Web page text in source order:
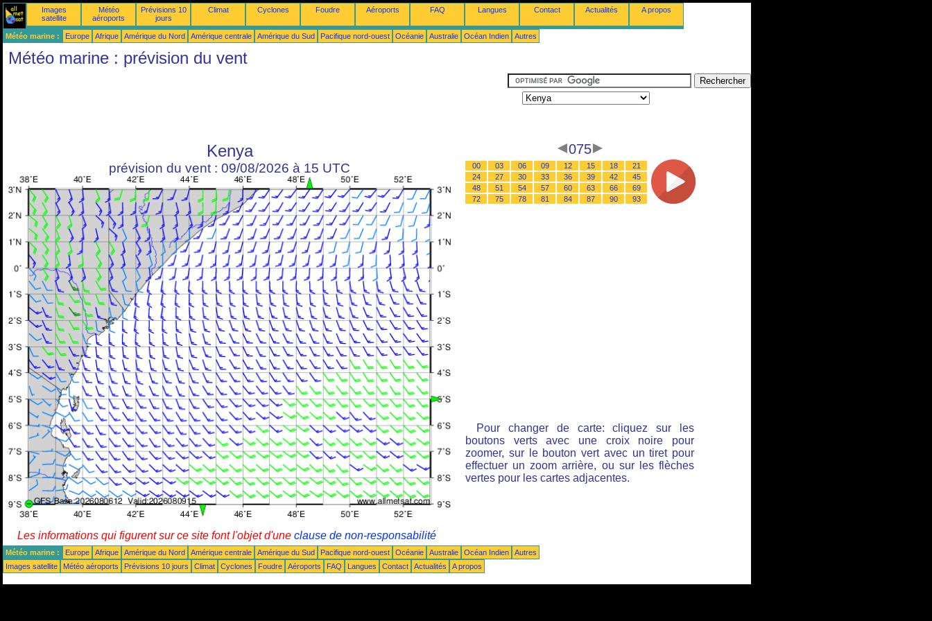
Images
satellite
Météo
aéroports
Prévisions 10
jours
Climat Cyclones Foudre Aéroports FAQ Langues Contact Actualités A propos
Météo marine : Europe Afrique Amérique du Nord Amérique centrale Amérique du Sud Pacifique nord-ouest Océanie Australie Océan Indien Autres
Météo marine : prévision du vent
Kenya
prévision du vent : 09/08/2026 à 15 UTC
075
00 03 06 09 12 15 18
21
24
27 30 33 36 39 42
45
48
51 54 57 60 63 66
69
72
75 78 81 84 87 90 93
Pour changer de carte: cliquez sur les
boutons verts avec une croix noire pour
zoomer, sur le bouton vert avec un tiret pour
effectuer un zoom arrière, ou sur les flèches
vertes pour les cartes adjacentes.
Les informations qui figurent sur ce site font l'objet d'une clause de non-responsabilité
Météo marine : Europe Afrique Amérique du Nord Amérique centrale Amérique du Sud Pacifique nord-ouest Océanie Australie Océan Indien
Autres
Images satellite
Météo aéroports Prévisions 10 jours Climat Cyclones Foudre Aéroports FAQ Langues Contact Actualités A propos